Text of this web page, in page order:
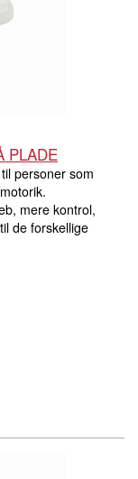
PLADE
personer som
mere kontrol,
de forskellige